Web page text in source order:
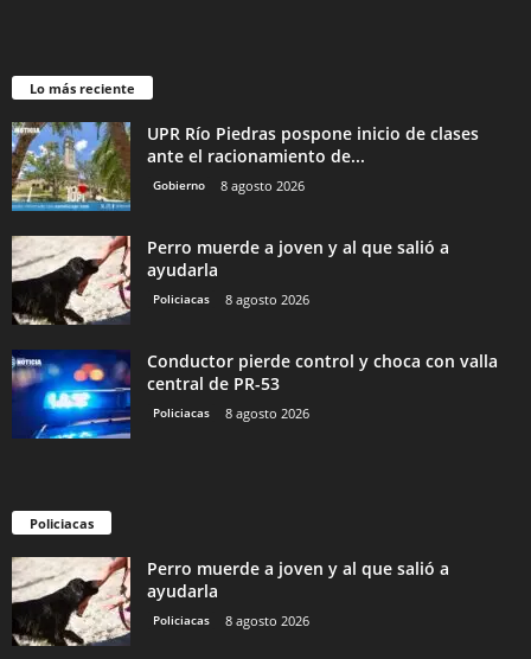
Lo más reciente
UPR Río Piedras pospone inicio de clases
ante el racionamiento de...
Gobierno 8 agosto 2026
Perro muerde a joven y al que salió a
ayudarla
Policiacas 8 agosto 2026
Conductor pierde control y choca con valla
central de PR-53
Policiacas 8 agosto 2026
Policiacas
Perro muerde a joven y al que salió a
ayudarla
Policiacas 8 agosto 2026